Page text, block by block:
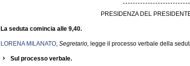
PRESIDENZA DEL
La seduta comincia alle 9,40.
LORENA MILANATO, Segretario, legge il processo verbale della
Sul processo verbale.